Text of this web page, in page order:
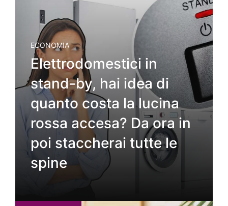
ECONOMIA
Elettrodomestici in
stand-by, hai idea di
quanto costa la lucina
rossa accesa? Da ora in
poi staccherai tutte le
spine